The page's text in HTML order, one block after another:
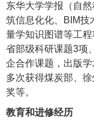
东华大学学报（自
筑信息化化、
BIM技
量学知识图谱等工
省部级科研课题3项
企合作课题，出版
多次获得煤炭部、
奖等。
教育和进修经历